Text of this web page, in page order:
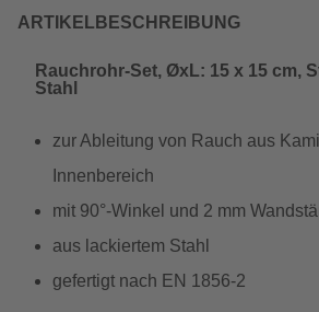
ARTIKELBESCHREIBUNG
Rauchrohr-Set, ØxL: 15 x 15 cm,
Stahl
zur Ableitung von Rauch aus
Innenbereich
mit 90°-Winkel und 2 mm
aus lackiertem Stahl
gefertigt nach EN 1856-2